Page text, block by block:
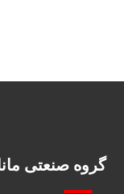
گروه صنعتی